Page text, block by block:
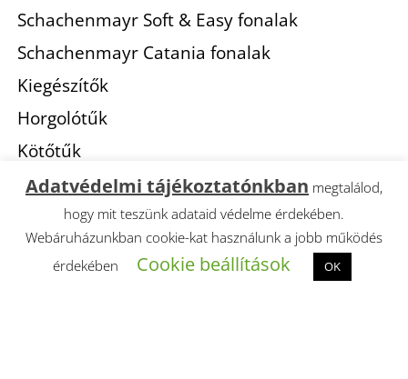
Schachenmayr Soft & Easy fonalak
Schachenmayr Catania fonalak
Kiegészítők
Horgolótűk
Kötőtűk
Adatvédelmi tájékoztatónkban megtalálod,
hogy mit teszünk adataid védelme érdekében.
Webáruházunkban cookie-kat használunk a jobb működés
érdekében
Cookie beállítások OK